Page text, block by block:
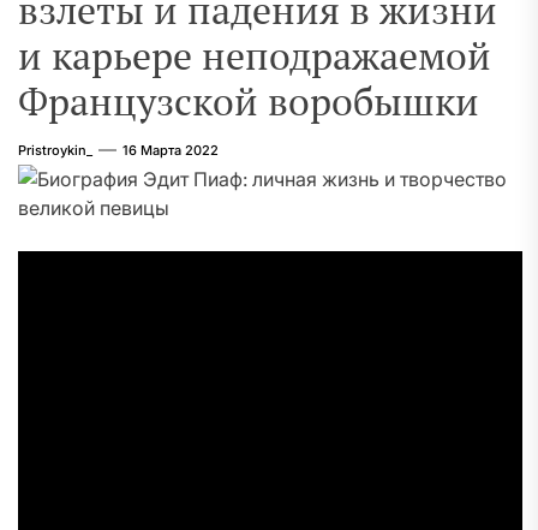
и карьере неподражаемой
Французской воробышки
Pristroykin_ 16 Марта 2022